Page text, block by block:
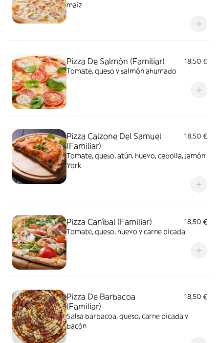
maíz
Pizza De Salmón (Familiar)
18,50 €
Tomate, queso y salmón ahumado
Pizza Calzone Del Samuel
(Familiar)
18,50 €
Tomate, queso, atún, huevo, cebolla, jamón
York
Pizza Caníbal (Familiar)
18,50 €
Tomate, queso, huevo y carne picada
Pizza De Barbacoa
(Familiar)
18,50 €
Salsa barbacoa, queso, carne picada y
bacón